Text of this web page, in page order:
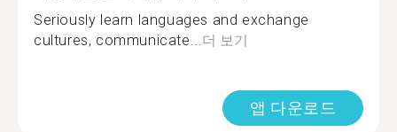
Seriously learn languages and exchange
cultures, communicate...더 보기
앱 다운로드